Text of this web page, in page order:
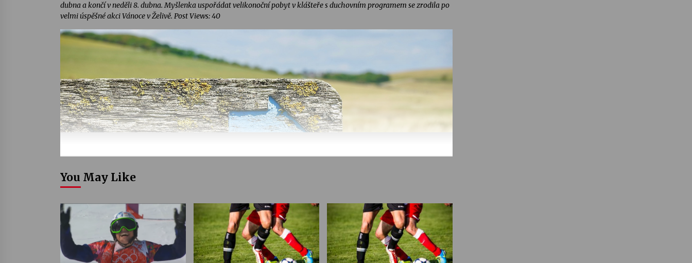
dubna a končí v neděli 8. dubna. Myšlenka uspořádat velikonoční pobyt v klášteře s duchovním programem se zrodila po
velmi úspěšné akci Vánoce v Želivě. Post Views: 40
You May Like